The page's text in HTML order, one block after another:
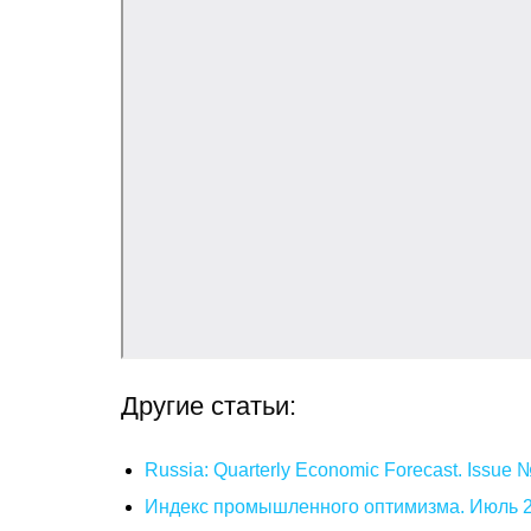
Другие статьи:
Russia: Quarterly Economic Forecast. Issue
Индекс промышленного оптимизма. Июль